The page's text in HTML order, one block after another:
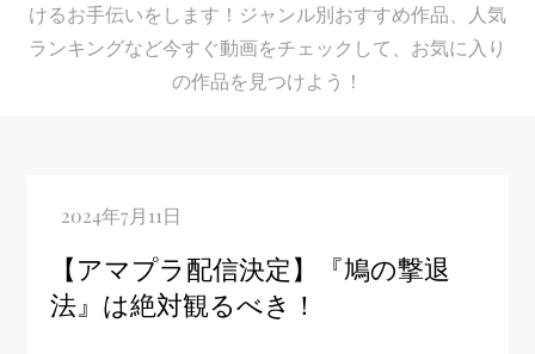
けるお手伝いをします！ジャンル別おすすめ作品、人気
ランキングなど今すぐ動画をチェックして、お気に入り
の作品を見つけよう！
【アマプラ配信決定】『鳩の撃退
法』は絶対観るべき！